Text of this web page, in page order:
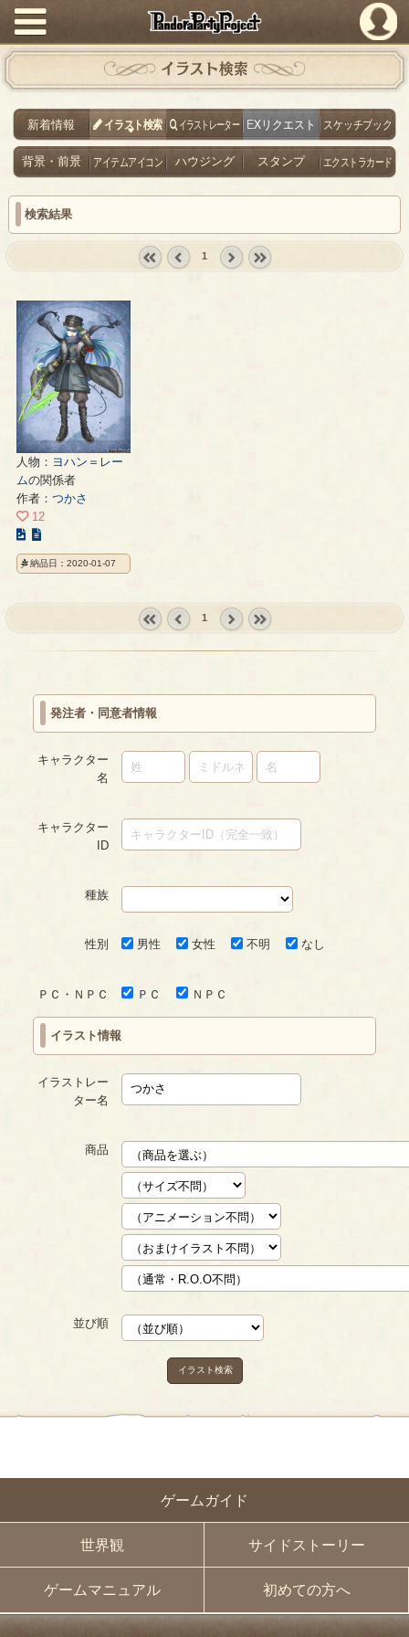
PandoraPartyProject
ゲームガイド
世界観 サイドストーリー
ゲームマニュアル 初めての方へ
イラスト検索
新着情報 イラスト検索 イラストレーター EXリクエスト スケッチブック
背景・前景 アイテムアイコン ハウジング スタンプ エクストラカード
検索結果
1
人物： ヨハン＝レー
ムの関係者
作者： つかさ
12
の
イ
ジ
納品日：2020-01-07
1
発注者・同意者情報
キャラクター
名
キャラクター
ID
種族
性別 男性 女性 不明 なし
ＰＣ・ＮＰＣ ＰＣ ＮＰＣ
イラスト情報
イラストレー
ター名
商品
並び順
イラスト検索